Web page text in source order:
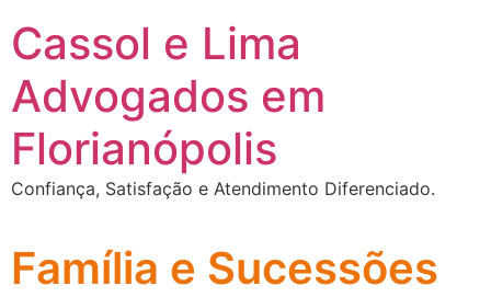
Cassol e Lima
Advogados em
Florianópolis
Confiança, Satisfação e Atendimento Diferenciado.
Família e Sucessões